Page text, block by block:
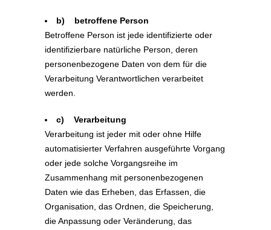
b) betroffene Person
Betroffene Person ist jede identifizierte oder
identifizierbare natürliche Person, deren
personenbezogene Daten von dem für die
Verarbeitung Verantwortlichen verarbeitet
werden.
c) Verarbeitung
Verarbeitung ist jeder mit oder ohne Hilfe
automatisierter Verfahren ausgeführte Vorgang
oder jede solche Vorgangsreihe im
Zusammenhang mit personenbezogenen
Daten wie das Erheben, das Erfassen, die
Organisation, das Ordnen, die Speicherung,
die Anpassung oder Veränderung, das